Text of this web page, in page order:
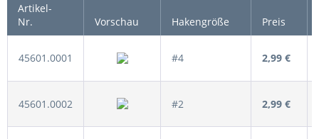
Artikel-
Nr.
Vorschau Hakengröße Preis
45601.0001 #4 2,99 €
45601.0002 #2 2,99 €